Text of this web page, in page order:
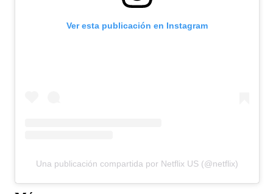
Ver esta publicación en Instagram
Una publicación compartida por Netflix US (@netflix)